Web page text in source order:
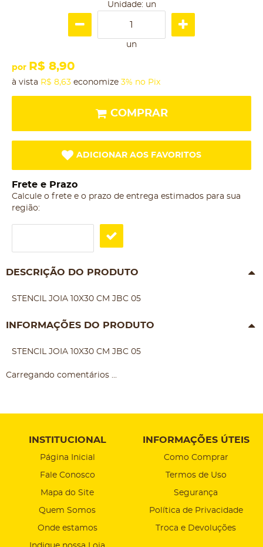
Unidade: un
un
por R$ 8,90
à vista R$ 8,63 economize 3% no Pix
COMPRAR
ADICIONAR AOS FAVORITOS
Frete e Prazo
Calcule o frete e o prazo de entrega estimados para sua
região:
DESCRIÇÃO DO PRODUTO
STENCIL JOIA 10X30 CM JBC 05
INFORMAÇÕES DO PRODUTO
STENCIL JOIA 10X30 CM JBC 05
Carregando comentários ...
INSTITUCIONAL
Página Inicial
Fale Conosco
Mapa do Site
Quem Somos
Onde estamos
INFORMAÇÕES ÚTEIS
Como Comprar
Termos de Uso
Segurança
Política de Privacidade
Troca e Devoluções